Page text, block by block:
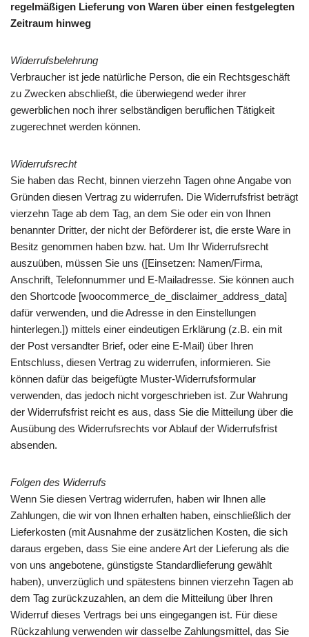
regelmäßigen Lieferung von Waren über einen festgelegten
Zeitraum hinweg
Widerrufsbelehrung
Verbraucher ist jede natürliche Person, die ein Rechtsgeschäft
zu Zwecken abschließt, die überwiegend weder ihrer
gewerblichen noch ihrer selbständigen beruflichen Tätigkeit
zugerechnet werden können.
Widerrufsrecht
Sie haben das Recht, binnen vierzehn Tagen ohne Angabe von
Gründen diesen Vertrag zu widerrufen. Die Widerrufsfrist beträgt
vierzehn Tage ab dem Tag, an dem Sie oder ein von Ihnen
benannter Dritter, der nicht der Beförderer ist, die erste Ware in
Besitz genommen haben bzw. hat. Um Ihr Widerrufsrecht
auszuüben, müssen Sie uns ([Einsetzen: Namen/Firma,
Anschrift, Telefonnummer und E-Mailadresse. Sie können auch
den Shortcode [woocommerce_de_disclaimer_address_data]
dafür verwenden, und die Adresse in den Einstellungen
hinterlegen.]) mittels einer eindeutigen Erklärung (z.B. ein mit
der Post versandter Brief, oder eine E-Mail) über Ihren
Entschluss, diesen Vertrag zu widerrufen, informieren. Sie
können dafür das beigefügte Muster-Widerrufsformular
verwenden, das jedoch nicht vorgeschrieben ist. Zur Wahrung
der Widerrufsfrist reicht es aus, dass Sie die Mitteilung über die
Ausübung des Widerrufsrechts vor Ablauf der Widerrufsfrist
absenden.
Folgen des Widerrufs
Wenn Sie diesen Vertrag widerrufen, haben wir Ihnen alle
Zahlungen, die wir von Ihnen erhalten haben, einschließlich der
Lieferkosten (mit Ausnahme der zusätzlichen Kosten, die sich
daraus ergeben, dass Sie eine andere Art der Lieferung als die
von uns angebotene, günstigste Standardlieferung gewählt
haben), unverzüglich und spätestens binnen vierzehn Tagen ab
dem Tag zurückzuzahlen, an dem die Mitteilung über Ihren
Widerruf dieses Vertrags bei uns eingegangen ist. Für diese
Rückzahlung verwenden wir dasselbe Zahlungsmittel, das Sie